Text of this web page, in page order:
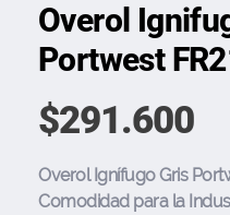
Overol
Portwest
$291.600
Overol Ignífugo Gris
Comodidad para la